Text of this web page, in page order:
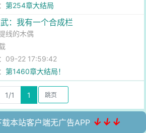
第254章大结局
：我有一个合成栏
线的木偶
09-22 17:59:42
第1460章大结局！
1/1 1
本站客户端无广告APP ↓↓↓